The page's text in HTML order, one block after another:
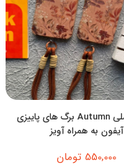
قاب مخملی Autumn برگ های پاییزی
آیفون به همراه آویز
550,000 تومان